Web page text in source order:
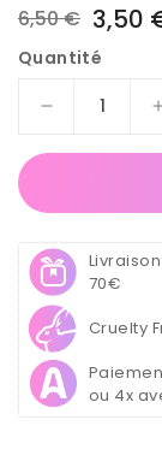
Prix
habituel
6,50 €
Prix
soldé
3,50
Quantité
Réduire
Gel
Monophase
3en1
15g
Scintillant
N°1
-
70€
Cruelty
ou 4x